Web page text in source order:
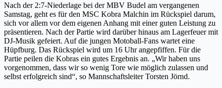
Nach der 2:7-Niederlage bei der MBV Budel am vergangenen
Samstag, geht es für den MSC Kobra Malchin im Rückspiel darum,
sich vor allem vor dem eigenen Anhang mit einer guten Leistung zu
präsentieren. Nach der Partie wird darüber hinaus am Lagerfeuer mit
DJ-Musik gefeiert. Auf die jungen Motoball-Fans wartet eine
Hüpfburg. Das Rückspiel wird um 16 Uhr angepfiffen. Für die
Partie peilen die Kobras ein gutes Ergebnis an. „Wir haben uns
vorgenommen, dass wir so wenig Tore wie möglich zulassen und
selbst erfolgreich sind“, so Mannschaftsleiter Torsten Jörnd.